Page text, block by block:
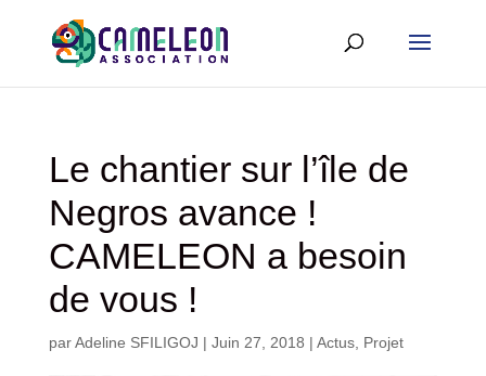
Le chantier sur l’île de
Negros avance !
CAMELEON a besoin
de vous !
parAdeline SFILIGOJ | Juin 27, 2018 | Actus, Projet